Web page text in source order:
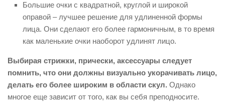
Большие очки с квадратной, круглой и широкой
оправой – лучшее решение для удлиненной формы
лица. Они сделают его более гармоничным, в то время
как маленькие очки наоборот удлинят лицо.
Выбирая стрижки, прически, аксессуары следует
помнить, что они должны визуально укорачивать лицо,
делать его более широким в области скул. Однако
многое еще зависит от того, как вы себя преподносите.